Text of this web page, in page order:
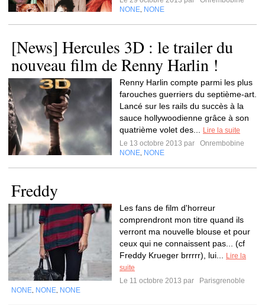
NONE NONE
[News] Hercules 3D : le trailer du
nouveau film de Renny Harlin !
Renny Harlin compte parmi les plus
farouches guerriers du septième-art.
Lancé sur les rails du succès à la
sauce hollywoodienne grâce à son
quatrième volet des...
Lire la suite
Le 13 octobre 2013 par
Onrembobine
NONE NONE
Freddy
Les fans de film d'horreur
comprendront mon titre quand ils
verront ma nouvelle blouse et pour
ceux qui ne connaissent pas... (cf
Freddy Krueger brrrrr), lui...
Lire la
suite
Le 11 octobre 2013 par
Parisgrenoble
NONE NONE NONE